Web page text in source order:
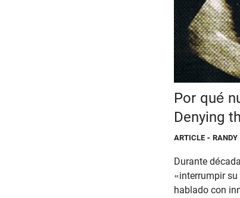
Por qué
Denying
ARTICLE - RANDY
Durante
«interrumpir
hablado con